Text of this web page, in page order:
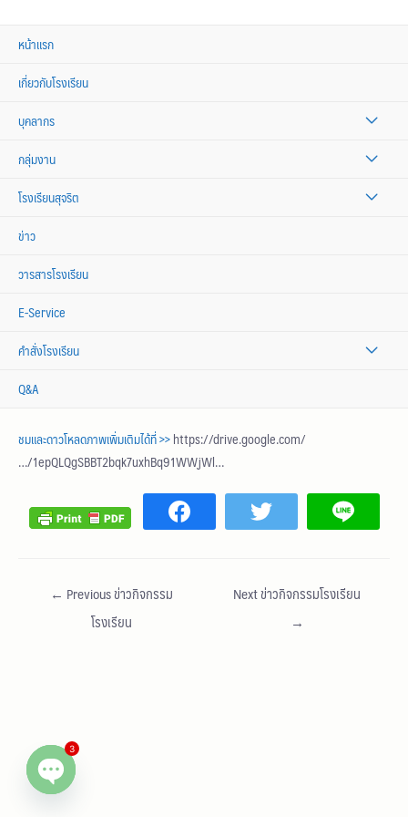
หน้าแรก
เกี่ยวกับโรงเรียน
บุคลากร
กลุ่มงาน
โรงเรียนสุจริต
ข่าว
วารสารโรงเรียน
E-Service
คำสั่งโรงเรียน
Q&A
ชมและดาวโหลดภาพเพิ่มเติมได้ที่ >>https://drive.google.com/
…/1epQLQgSBBT2bqk7uxhBq91WWjWl…
← Previous ข่าวกิจกรรม
โรงเรียน
Next ข่าวกิจกรรมโรงเรียน
→
3